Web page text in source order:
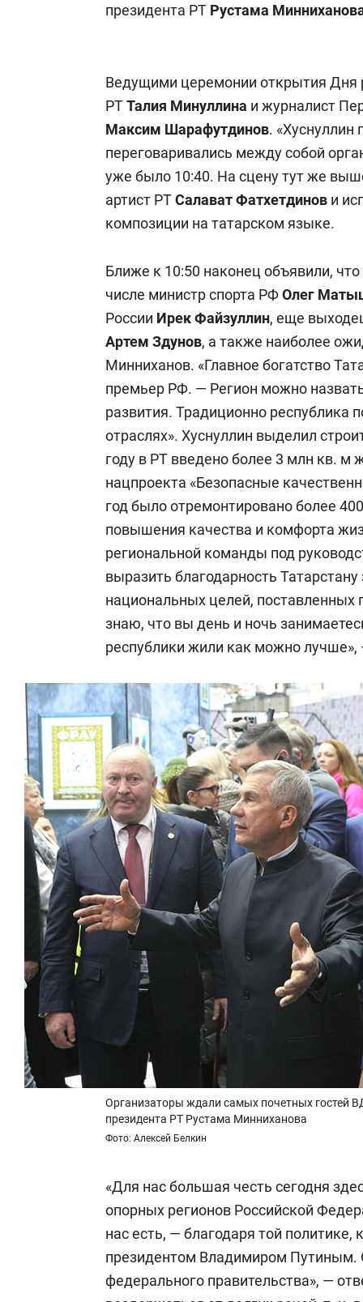
президента РТ Рустама
Ведущими церемонии открытия Дня
РТТалия Минуллина и журналист
Максим Шарафутдинов. «Хуснуллин
переговаривались между собой
уже было 10:40. На сцену тут же
артист РТСалават Фатхетдинов и
композиции на татарском языке.
Ближе к 10:50 наконец объявили,
числе министр спорта РФОлег
России Ирек Файзуллин, еще
Артем Здунов, а также наиболее
Минниханов. «Главное богатство
премьер РФ. — Регион можно
развития. Традиционно республика
отраслях». Хуснуллин выделил
году в РТ введено более 3 млн кв.
нацпроекта «Безопасные
год было отремонтировано более
повышения качества и комфорта
региональной команды под
выразить благодарность
национальных целей, поставленных
знаю, что вы день и ночь
республики жили как можно лучше»,
Организаторы ждали самых почетных гостей
президента РТ Рустама Минниханова
Фото: Алексей Белкин
«Для нас большая честь сегодня
опорных регионов Российской
нас есть, — благодаря той
президентом Владимиром
федерального правительства», —